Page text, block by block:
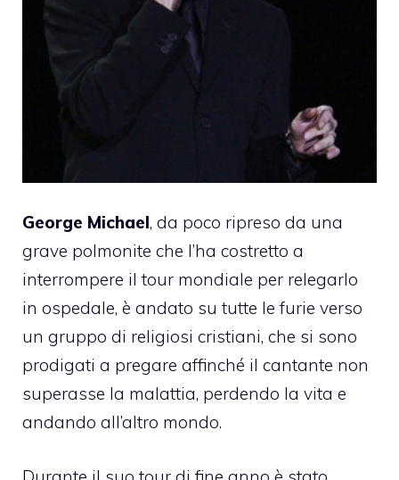
George Michael, da poco ripreso da una
grave polmonite che l’ha costretto a
interrompere il tour mondiale per relegarlo
in ospedale, è andato su tutte le furie verso
un gruppo di religiosi cristiani, che si sono
prodigati a pregare affinché il cantante non
superasse la malattia, perdendo la vita e
andando all’altro mondo.